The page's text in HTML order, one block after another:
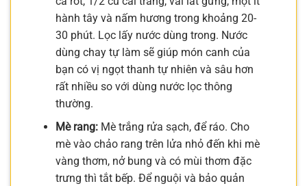
hành tây và nấm hương trong khoảng 20-
30 phút. Lọc lấy nước dùng trong. Nước
dùng chay tự làm sẽ giúp món canh của
bạn có vị ngọt thanh tự nhiên và sâu hơn
rất nhiều so với dùng nước lọc thông
thường.
Mè rang:Mè trắng rửa sạch, để ráo. Cho
mè vào chảo rang trên lửa nhỏ đến khi mè
vàng thơm, nở bung và có mùi thơm đặc
trưng thì tắt bếp. Để nguội và bảo quản